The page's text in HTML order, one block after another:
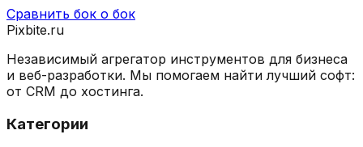
Сравнить бок о бок
Pixbite.ru
Независимый агрегатор инструментов для бизнеса
и веб-разработки. Мы помогаем найти лучший софт:
от CRM до хостинга.
Категории